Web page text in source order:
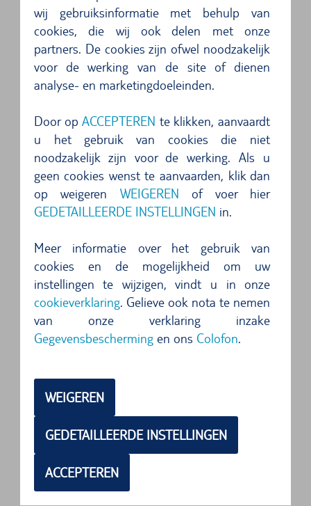
wij gebruiksinformatie met behulp van
cookies, die wij ook delen met onze
partners. De cookies zijn ofwel noodzakelijk
voor de werking van de site of dienen
analyse- en marketingdoeleinden.
Door opACCEPTEREN te klikken, aanvaardt
u het gebruik van cookies die niet
noodzakelijk zijn voor de werking. Als u
geen cookies wenst te aanvaarden, klik dan
op weigeren WEIGEREN of voer hier
GEDETAILLEERDE INSTELLINGEN in.
Meer informatie over het gebruik van
cookies en de mogelijkheid om uw
instellingen te wijzigen, vindt u in onze
cookieverklaring. Gelieve ook nota te nemen
van onze verklaring inzake
Gegevensbeschermingen ons Colofon.
WEIGEREN
GEDETAILLEERDE INSTELLINGEN
ACCEPTEREN
terug tot in de tijd van de Romeinen. De huidige
stad is verdeeld in drie delen: Terra Nova, Terra
Vecchia en het moderne nieuwe gedeelte. In
ieder stadsdeel zijn bezienswaardigheden te
Place Saint-Nicholas tegenover de veerhaven, dat
reizigers bijzonder weten te waarderen. Dit plein
werd al in de 19e eeuw aangelegd en wordt
omringd door palmen en platanen. Dicht bij het
plein vinden cultuurliefhebbers de kathedraal
Met de huurauto Bastia en omgeving
verkennen
Als u met de huurauto Bastia verkent, kunt u de
bezienswaardigheden van de stad snel en
Ook de omgeving van Bastia kan met een
huurauto eenvoudig worden verkend. De
uitstapje naar Serra di Pigno. Deze huisberg van
Bastia is 960 meter hoog. Met uw huurauto kunt